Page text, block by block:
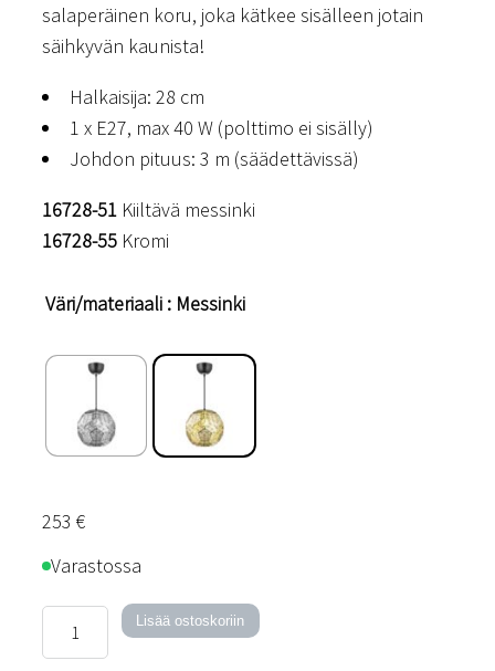
salaperäinen koru, joka kätkee sisälleen jotain
säihkyvän kaunista!
Halkaisija: 28 cm
1 x E27, max 40 W (polttimo ei sisälly)
Johdon pituus: 3 m (säädettävissä)
16728-51 Kiiltävä messinki
16728-55 Kromi
Väri/materiaali : Messinki
253 €
Varastossa
kattovalaisin
Lisää ostoskoriin